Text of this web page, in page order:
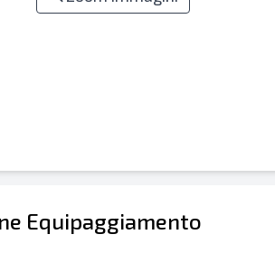
Equipaggiamento